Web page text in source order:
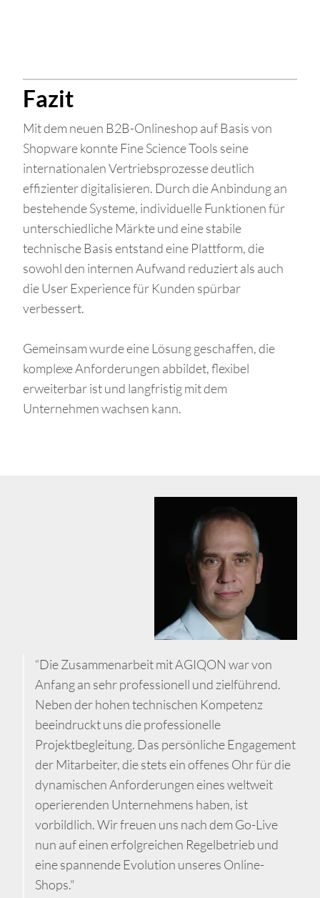
Fazit
Mit dem neuen B2B-Onlineshop auf Basis von
Shopware konnte Fine Science Tools seine
internationalen Vertriebsprozesse deutlich
effizienter digitalisieren. Durch die Anbindung an
bestehende Systeme, individuelle Funktionen für
unterschiedliche Märkte und eine stabile
technische Basis entstand eine Plattform, die
sowohl den internen Aufwand reduziert als auch
die User Experience für Kunden spürbar
verbessert.
Gemeinsam wurde eine Lösung geschaffen, die
komplexe Anforderungen abbildet, flexibel
erweiterbar ist und langfristig mit dem
Unternehmen wachsen kann.
“Die Zusammenarbeit mit AGIQON war von
Anfang an sehr professionell und zielführend.
Neben der hohen technischen Kompetenz
beeindruckt uns die professionelle
Projektbegleitung. Das persönliche Engagement
der Mitarbeiter, die stets ein offenes Ohr für die
dynamischen Anforderungen eines weltweit
operierenden Unternehmens haben, ist
vorbildlich. Wir freuen uns nach dem Go-Live
nun auf einen erfolgreichen Regelbetrieb und
eine spannende Evolution unseres Online-
Shops."